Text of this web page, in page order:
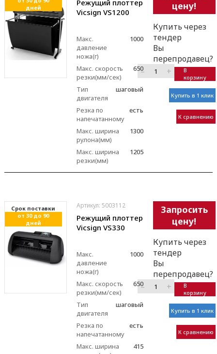
дней
Режущий плоттер
Vicsign VS1200
Макс.
давление
ножа(г)
1000
Макс. скорость
резки(мм/сек)
650
Тип
двигателя
шаговый
Резка по
напечатанному
есть
Макс. ширина
рулона(мм)
1300
Макс. ширина
резки(мм)
1205
цену!
Купить через
тендер
Вы
перепродавец?
–
+
В
корзину
Купить в 1 клик
К сравнению
Cрок поставки
от 30 до 90
дней
Артикул: 5003112
Режущий плоттер
Vicsign VS330
Макс.
давление
ножа(г)
1000
Макс. скорость
резки(мм/сек)
650
Тип
двигателя
шаговый
Резка по
напечатанному
есть
Макс. ширина
415
Запросить
цену!
Купить через
тендер
Вы
перепродавец?
–
+
В
корзину
Купить в 1 клик
К сравнению